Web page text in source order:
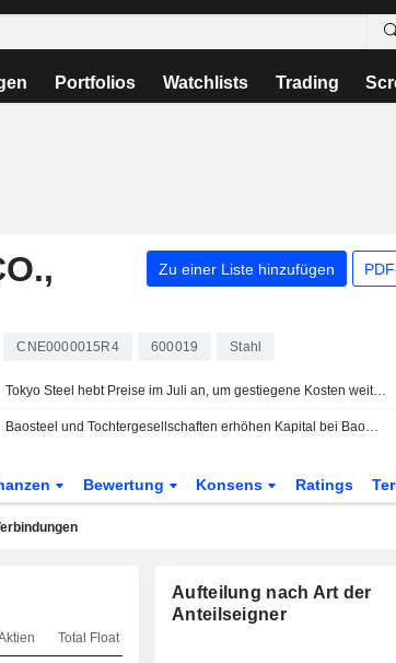
Portfolios Watchlists Trading
Zu einer Liste hinzufügen
CNE0000015R4 600019 Stahl
Tokyo Steel hebt Preise im Juli an, um gestiegene Kosten weiterzugeben
Baosteel und Tochtergesellschaften erhöhen Kapital bei Baowu Environment and Resource Technology
Bewertung Konsens Ratings
Total Float
Aufteilung nach Art der
Anteilseigner